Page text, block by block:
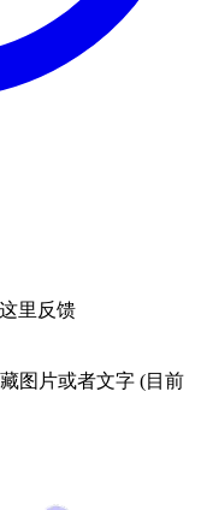
里反馈
图片或者文字 (目前